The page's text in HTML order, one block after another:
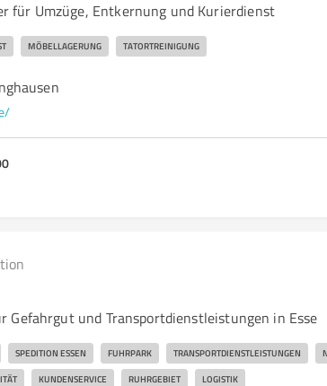
für Umzüge, Entkernung und Kurierdienst
MÖBELLAGERUNG TATORTREINIGUNG
Gefahrgut und Transportdienstleistungen in Esse
SPEDITION ESSEN FUHRPARK TRANSPORTDIENSTLEISTUNGEN
KUNDENSERVICE RUHRGEBIET LOGISTIK